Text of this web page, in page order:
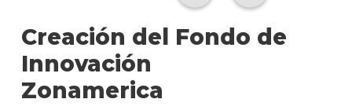
Creación del Fondo de
Innovación
Zonamerica